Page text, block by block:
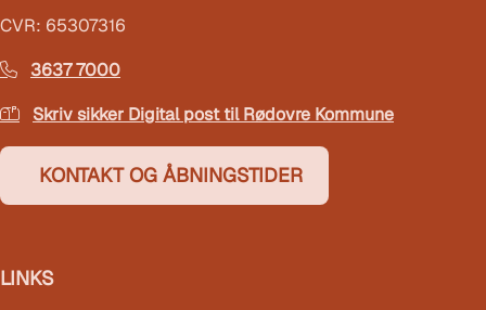
CVR: 65307316
3637 7000
Skriv sikker Digital post til Rødovre Kommune
KONTAKT OG ÅBNINGSTIDER
LINKS